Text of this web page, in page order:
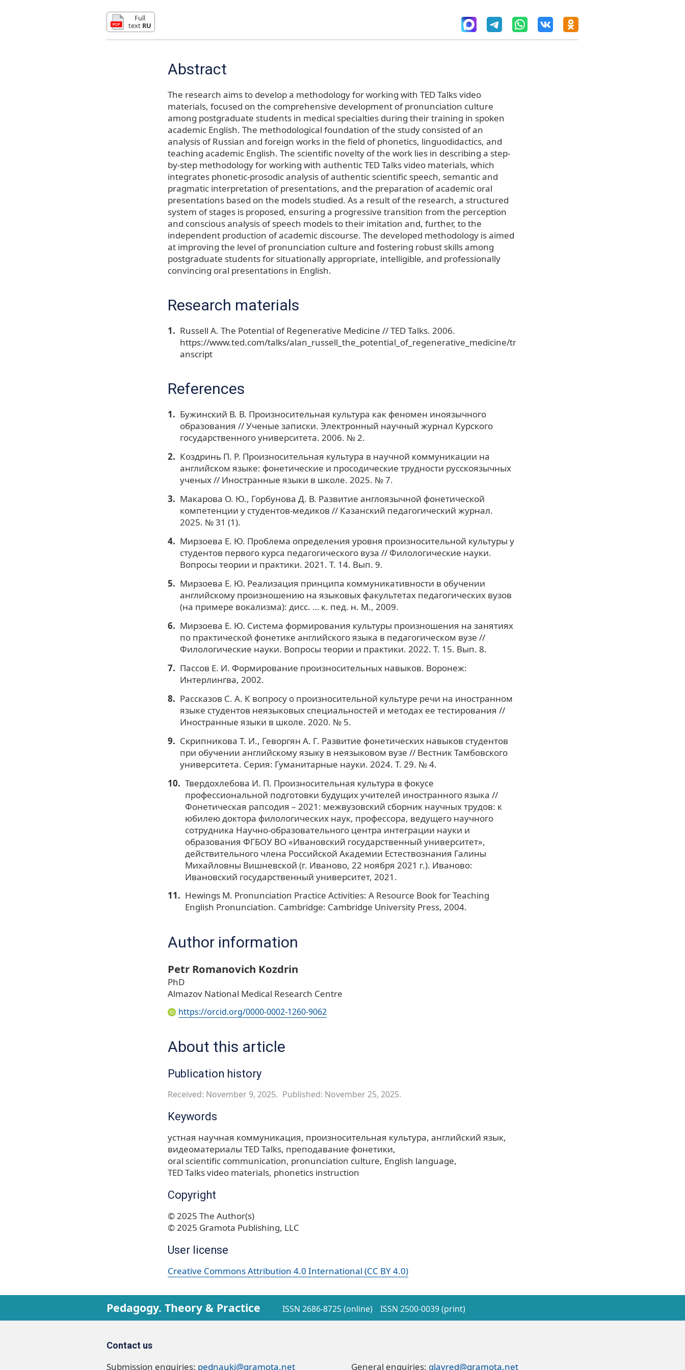
Full
text RU
Abstract
The research aims to develop a methodology for working with TED Talks video
materials, focused on the comprehensive development of pronunciation culture
among postgraduate students in medical specialties during their training in spoken
academic English. The methodological foundation of the study consisted of an
analysis of Russian and foreign works in the field of phonetics, linguodidactics, and
teaching academic English. The scientific novelty of the work lies in describing a step-
by-step methodology for working with authentic TED Talks video materials, which
integrates phonetic-prosodic analysis of authentic scientific speech, semantic and
pragmatic interpretation of presentations, and the preparation of academic oral
presentations based on the models studied. As a result of the research, a structured
system of stages is proposed, ensuring a progressive transition from the perception
and conscious analysis of speech models to their imitation and, further, to the
independent production of academic discourse. The developed methodology is aimed
at improving the level of pronunciation culture and fostering robust skills among
postgraduate students for situationally appropriate, intelligible, and professionally
convincing oral presentations in English.
Research materials
Russell A. The Potential of Regenerative Medicine // TED Talks. 2006.
https://www.ted.com/talks/alan_russell_the_potential_of_regenerative_medicine/tr
anscript
References
Бужинский В. В. Произносительная культура как феномен иноязычного
образования // Ученые записки. Электронный научный журнал Курского
государственного университета. 2006. № 2.
Коздринь П. Р. Произносительная культура в научной коммуникации на
английском языке: фонетические и просодические трудности русскоязычных
ученых // Иностранные языки в школе. 2025. № 7.
Макарова О. Ю., Горбунова Д. В. Развитие англоязычной фонетической
компетенции у студентов-медиков // Казанский педагогический журнал.
2025. № 31 (1).
Мирзоева Е. Ю. Проблема определения уровня произносительной культуры у
студентов первого курса педагогического вуза // Филологические науки.
Вопросы теории и практики. 2021. Т. 14. Вып. 9.
Мирзоева Е. Ю. Реализация принципа коммуникативности в обучении
английскому произношению на языковых факультетах педагогических вузов
(на примере вокализма): дисс. … к. пед. н. М., 2009.
Мирзоева Е. Ю. Система формирования культуры произношения на занятиях
по практической фонетике английского языка в педагогическом вузе //
Филологические науки. Вопросы теории и практики. 2022. Т. 15. Вып. 8.
Пассов Е. И. Формирование произносительных навыков. Воронеж:
Интерлингва, 2002.
Рассказов С. А. К вопросу о произносительной культуре речи на иностранном
языке студентов неязыковых специальностей и методах ее тестирования //
Иностранные языки в школе. 2020. № 5.
Скрипникова Т. И., Геворгян А. Г. Развитие фонетических навыков студентов
при обучении английскому языку в неязыковом вузе // Вестник Тамбовского
университета. Серия: Гуманитарные науки. 2024. Т. 29. № 4.
Твердохлебова И. П. Произносительная культура в фокусе
профессиональной подготовки будущих учителей иностранного языка //
Фонетическая рапсодия – 2021: межвузовский сборник научных трудов: к
юбилею доктора филологических наук, профессора, ведущего научного
сотрудника Научно-образовательного центра интеграции науки и
образования ФГБОУ ВО «Ивановский государственный университет»,
действительного члена Российской Академии Естествознания Галины
Михайловны Вишневской (г. Иваново, 22 ноября 2021 г.). Иваново:
Ивановский государственный университет, 2021.
Hewings M. Pronunciation Practice Activities: A Resource Book for Teaching
English Pronunciation. Cambridge: Cambridge University Press, 2004.
Author information
Petr Romanovich Kozdrin
PhD
Almazov National Medical Research Centre
https://orcid.org/0000-0002-1260-9062
About this article
Publication history
Received: November 9, 2025. Published: November 25, 2025.
Keywords
устная научная коммуникация произносительная культура английский язык
видеоматериалы TED Talks преподавание фонетики
oral scientific communication pronunciation culture English language
TED Talks video materials phonetics instruction
Copyright
© 2025 The Author(s)
© 2025 Gramota Publishing, LLC
User license
Creative Commons Attribution 4.0 International (CC BY 4.0)
Pedagogy. Theory & Practice ISSN 2686-8725 (online) ISSN 2500-0039 (print)
Contact us
Submission enquiries: pednauki@gramota.net General enquiries: glavred@gramota.net